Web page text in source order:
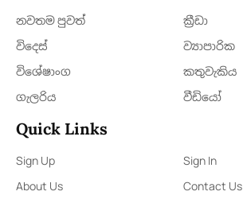
නවතම පුවත්
ක්‍රී​ඩා
විදෙස්
ව්‍යාපාරික
විශේෂාංග
කතුවැකිය
ගැලරිය
වීඩියෝ
Quick Links
Sign Up
Sign In
About Us
Contact Us